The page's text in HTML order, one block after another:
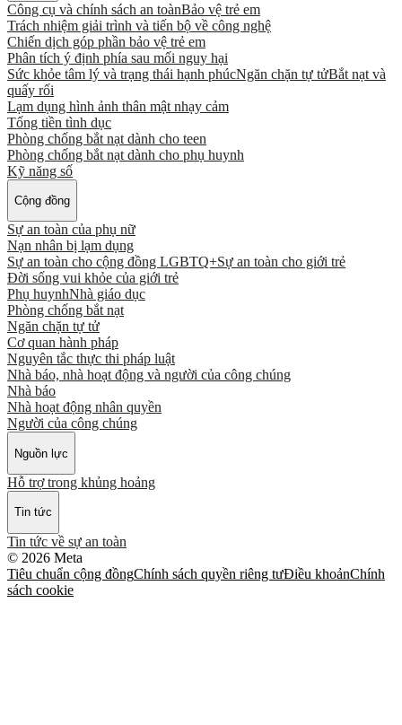
Công cụ và chính sách an toànBảo vệ trẻ em
Trách nhiệm giải trình và tiến bộ về công nghệ
Chiến dịch góp phần bảo vệ trẻ em
Phân tích ý định phía sau mối nguy hại
Sức khỏe tâm lý và trạng thái hạnh phúcNgăn chặn tự tửBắt nạt và
quấy rối
Lạm dụng hình ảnh thân mật nhạy cảm
Tống tiền tình dục
Phòng chống bắt nạt dành cho teen
Phòng chống bắt nạt dành cho phụ huynh
Kỹ năng số
Cộng đồng
Sự an toàn của phụ nữ
Nạn nhân bị lạm dụng
Sự an toàn cho cộng đồng LGBTQ+Sự an toàn cho giới trẻ
Đời sống vui khỏe của giới trẻ
Phụ huynhNhà giáo dục
Phòng chống bắt nạt
Ngăn chặn tự tử
Cơ quan hành pháp
Nguyên tắc thực thi pháp luật
Nhà báo, nhà hoạt động và người của công chúng
Nhà báo
Nhà hoạt động nhân quyền
Người của công chúng
Nguồn lực
Hỗ trợ trong khủng hoảng
Tin tức
Tin tức về sự an toàn
© 2026 Meta
Tiêu chuẩn cộng đồngChính sách quyền riêng tưĐiều khoảnChính
sách cookie